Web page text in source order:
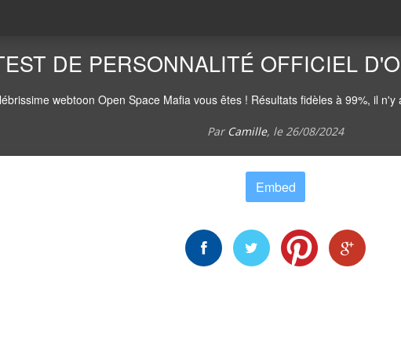
DE PERSONNALITÉ OFFICIEL
webtoon Open Space Mafia vous êtes ! Résultats fidèles à 99%, il
Par Camille, le26/08/2024
Embed